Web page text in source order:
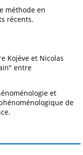
méthode en
récents.
Kojève et Nicolas
entre
et
de